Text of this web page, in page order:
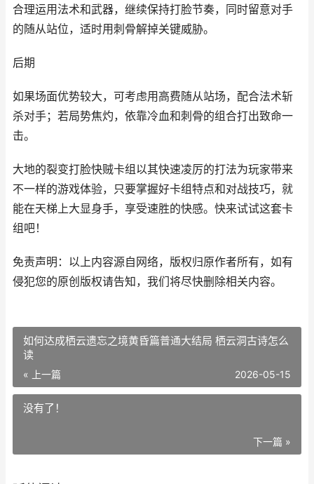
合理运用法术和武器，继续保持打脸节奏，同时留意对手
的随从站位，适时用刺骨解掉关键威胁。
后期
如果场面优势较大，可考虑用高费随从站场，配合法术斩
杀对手；若局势焦灼，依靠冷血和刺骨的组合打出致命一
击。
大地的裂变打脸快贼卡组以其快速凌厉的打法为玩家带来
不一样的游戏体验，只要掌握好卡组特点和对战技巧，就
能在天梯上大显身手，享受速胜的快感。快来试试这套卡
组吧！
免责声明：以上内容源自网络，版权归原作者所有，如有
侵犯您的原创版权请告知，我们将尽快删除相关内容。
如何达成栖云遗忘之境黄昏篇普通大结局 栖云洞古诗怎么
读
« 上一篇 2026-05-15
没有了！
下一篇 »